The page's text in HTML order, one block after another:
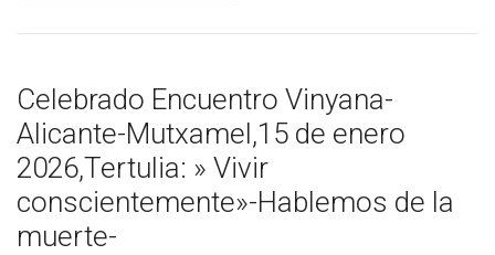
Celebrado Encuentro Vinyana-
Alicante-Mutxamel,15 de enero
2026,Tertulia: » Vivir
conscientemente»-Hablemos de la
muerte-